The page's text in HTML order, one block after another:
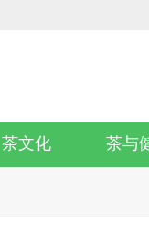
茶文化 茶与